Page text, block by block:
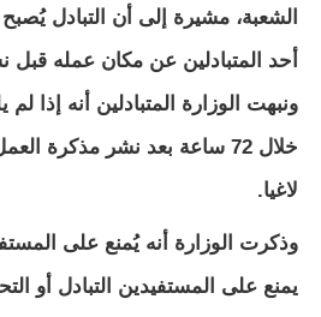
الشعبة، مشيرة إلى أن التبادل
أحد المتبادلين عن مكان عمله قبل
ونبهت الوزارة المتبادلين أنه إذا
خلال 72 ساعة بعد نشر مذكرة
لاغيا.
وذكرت الوزارة أنه يُمنع على
يمنع على المستفيدين التبادل أو